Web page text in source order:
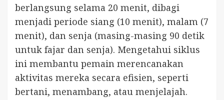
berlangsung selama 20 menit, dibagi
menjadi periode siang (10 menit), malam (7
menit), dan senja (masing-masing 90 detik
untuk fajar dan senja). Mengetahui siklus
ini membantu pemain merencanakan
aktivitas mereka secara efisien, seperti
bertani, menambang, atau menjelajah.